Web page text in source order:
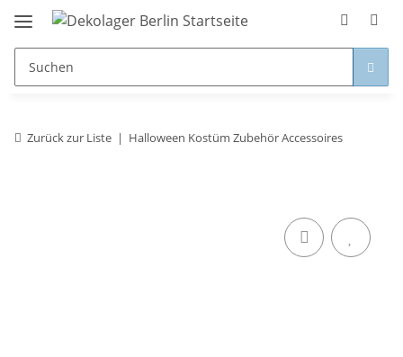
Zurück zur Liste Halloween Kostüm Zubehör Accessoires